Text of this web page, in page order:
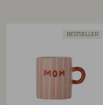
BESTSELLER